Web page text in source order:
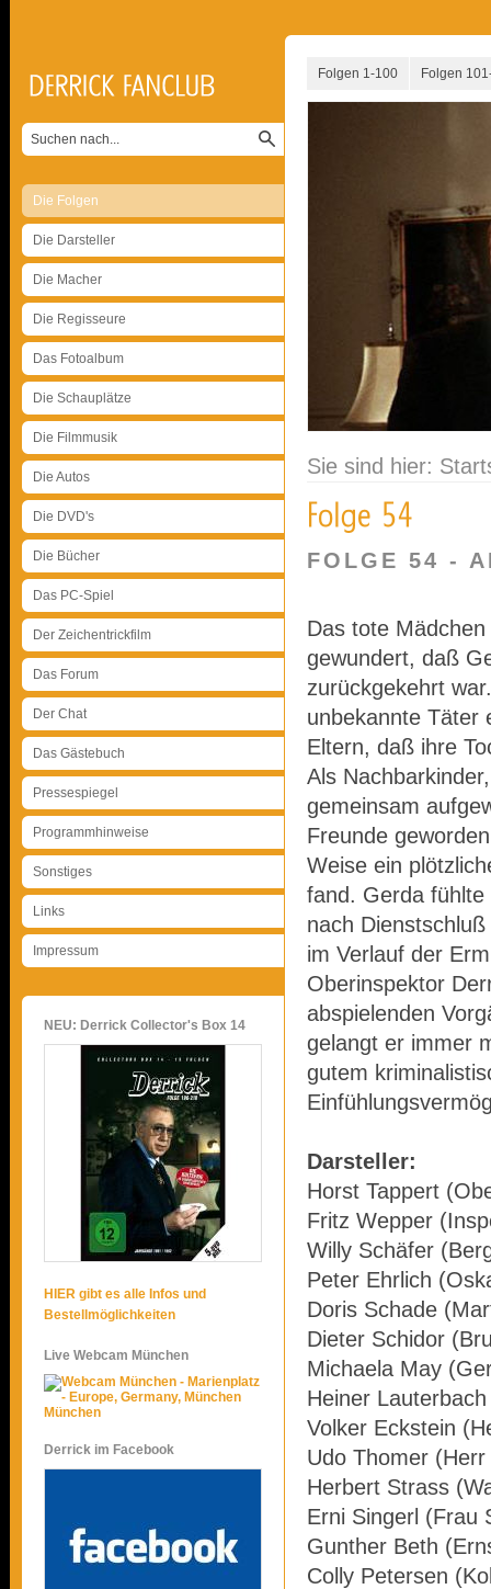
Die Folgen
Die Darsteller
Die Macher
Die Regisseure
Das Fotoalbum
Die Schauplätze
Die Filmmusik
Die Autos
Die DVD's
Die Bücher
Das PC-Spiel
Der Zeichentrickfilm
Das Forum
Der Chat
Das Gästebuch
Pressespiegel
Programmhinweise
Sonstiges
Links
Impressum
NEU: Derrick Collector's Box 14
HIER gibt es alle Infos und
Bestellmöglichkeiten
Live Webcam München
München
Derrick im Facebook
Folgen 1-100 Folgen
Sie sind hier:
FOLGE 54 -
Das tote
gewundert, daß
zurückgekehrt
unbekannte Täter
Eltern, daß ihre
Als
gemeinsam
Freunde
Weise ein
fand. Gerda fühlte
nach
im Verlauf der
Oberinspektor
abspielenden
gelangt er immer
gutem
Darsteller:
Horst Tappert
Fritz Wepper
Willy Schäfer
Peter Ehrlich
Doris Schade
Dieter Schidor
Michaela May
Heiner
Volker Eckstein
Udo Thomer
Herbert Strass
Erni Singerl (Frau
Gunther Beth
Colly Petersen